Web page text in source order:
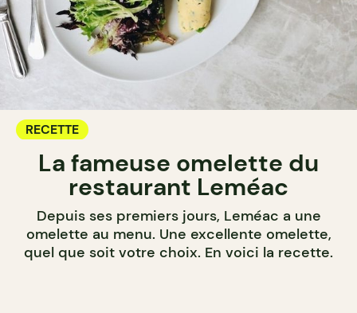
RECETTE
La fameuse omelette du
restaurant Leméac
Depuis ses premiers jours, Leméac a une
omelette au menu. Une excellente omelette,
quel que soit votre choix. En voici la recette.